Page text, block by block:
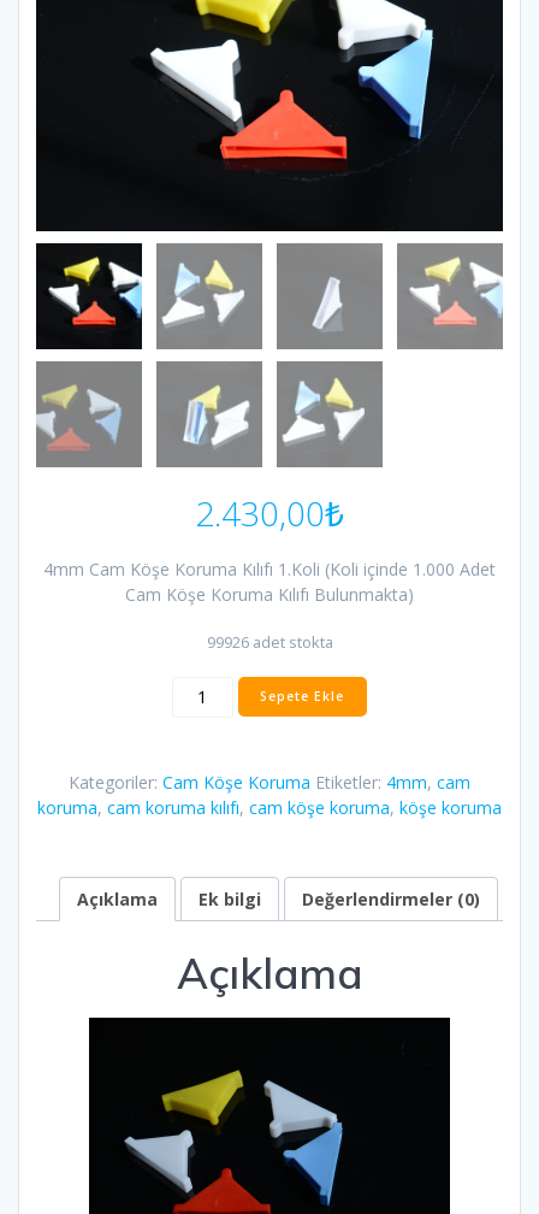
2.430,00₺
4mm Cam Köşe Koruma Kılıfı 1.Koli (Koli içinde 1.000 Adet
Cam Köşe Koruma Kılıfı Bulunmakta)
99926 adet stokta
4mm
Kılıfı
(1.000
Sepete Ekle
Kategoriler: Cam Köşe Koruma Etiketler: 4mm, cam
koruma, cam koruma kılıfı, cam köşe koruma, köşe koruma
Açıklama Ek bilgi Değerlendirmeler (0)
Açıklama